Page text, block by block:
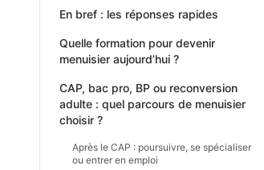
En bref : les réponses rapides
Quelle formation pour devenir
menuisier aujourd’hui ?
CAP, bac pro, BP ou reconversion
adulte : quel parcours de menuisier
choisir ?
Après le CAP : poursuivre, se spécialiser
ou entrer en emploi